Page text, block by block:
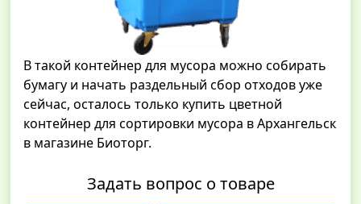
В такой контейнер для мусора можно собирать
бумагу и начать раздельный сбор отходов уже
сейчас, осталось только купить цветной
контейнер для сортировки мусора в Архангельск
в магазине Биоторг.
Задать вопрос о товаре